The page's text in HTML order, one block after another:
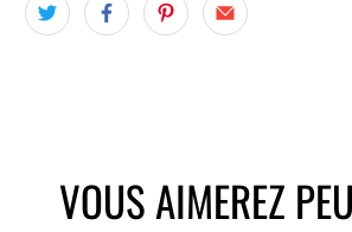
VOUS AIMEREZ